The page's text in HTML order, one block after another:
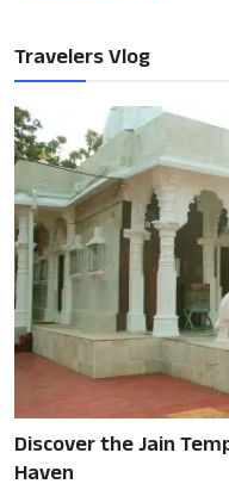
Travelers Vlog
Discover the Jain
Haven